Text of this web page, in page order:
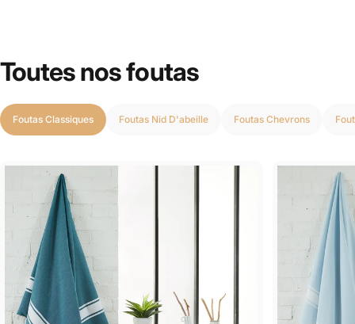
Toutes nos foutas
Foutas Classiques Foutas Nid D'abeille Foutas Chevrons